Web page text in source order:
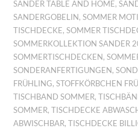
SANDER TABLE AND HOME,
SANDERGOBELIN ,SOMMER
TISCHDECKE,SOMMER
SOMMERKOLLEKTION SANDER
SOMMERTISCHDECKEN ,
SONDERANFERTIGUNGEN ,
FRÜHLING,STOFFKÖRBCHEN
TISCHBAND SOMMER,
SOMMER,TISCHDECKE
ABWISCHBAR,TISCHDECKE